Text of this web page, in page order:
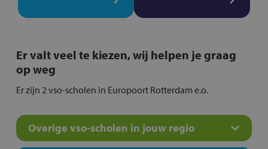
Er valt veel te kiezen, wij helpen je graag
op weg
Er zijn 2 vso-scholen in Europoort Rotterdam e.o.
Overige vso-scholen in jouw regio